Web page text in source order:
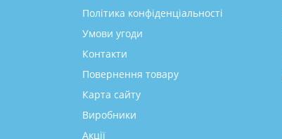
Політика конфіденціальності
Умови угоди
Контакти
Повернення товару
Карта сайту
Виробники
Акції